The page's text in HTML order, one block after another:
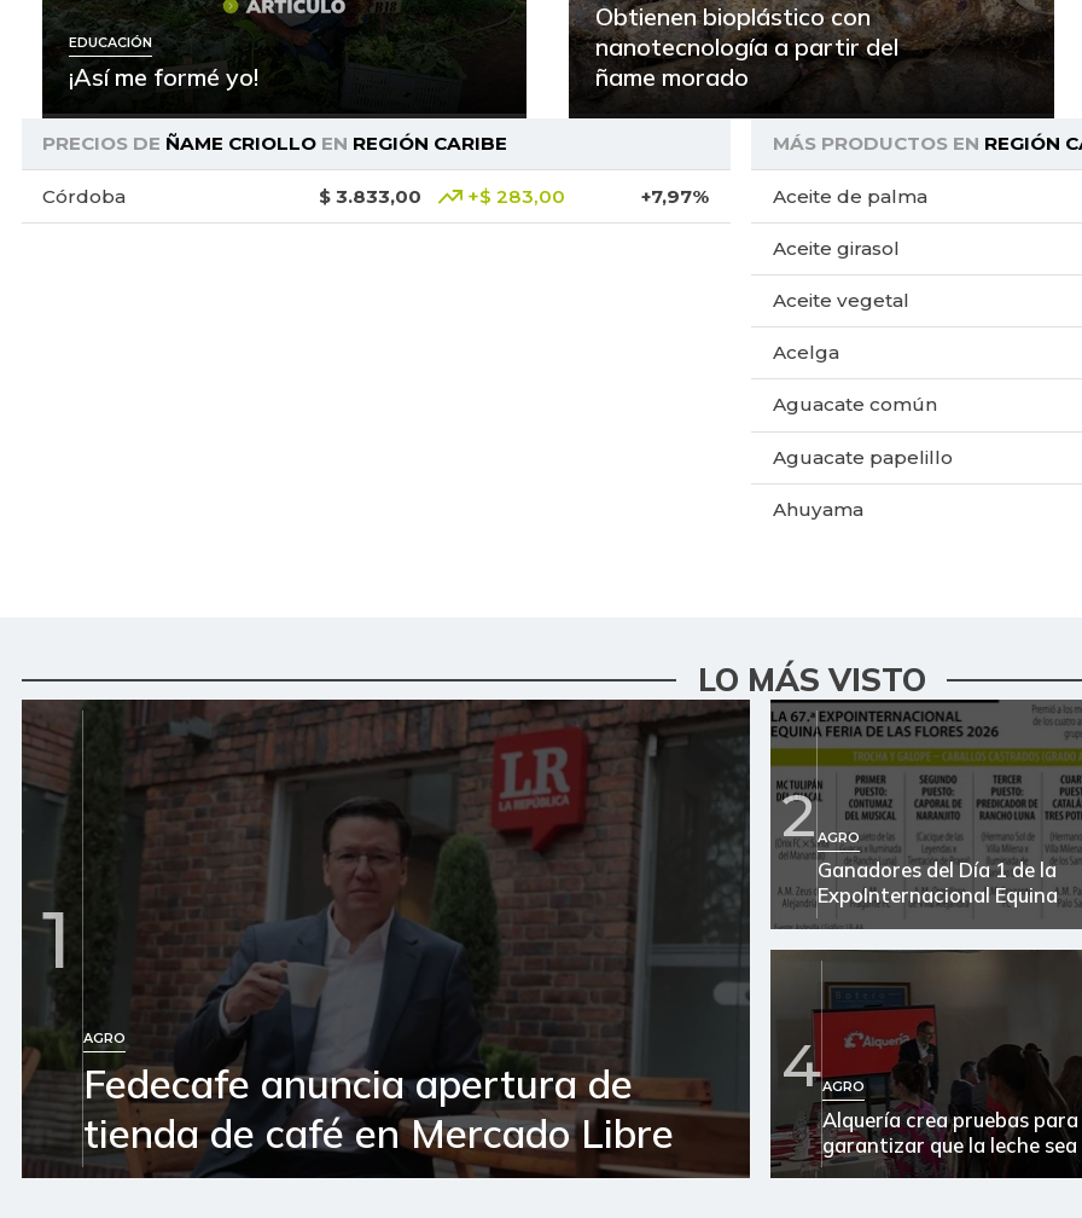
EDUCACIÓN
¡Así me formé yo!
Obtienen bioplástico con
nanotecnología a partir del
ñame morado
PRECIOS DE ÑAME CRIOLLOEN REGIÓN CARIBE
Córdoba $ 3.833,00 +$ 283,00 +7,97%
MÁS PRODUCTOS EN REGIÓN
Aceite de palma
Aceite girasol
Aceite vegetal
Acelga
Aguacate común
Aguacate papelillo
Ahuyama
Ají dulce
Ají topito dulce
Alas de pollo sin costillar
Apio
Arracacha amarilla
Arroz
Arroz blanco
Arroz blanco en bulto
Arroz de primera
Arroz de segunda
LO MÁS VISTO
1
AGRO
Fedecafe anuncia apertura de
tienda de café en Mercado Libre
2AGRO
Ganadores del Día 1 de la
ExpoInternacional Equina
4AGRO
Alquería crea pruebas para
garantizar que la leche